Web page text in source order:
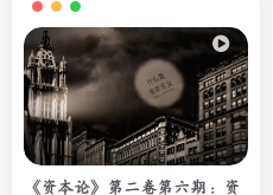
《资本论》第二卷第六期：资